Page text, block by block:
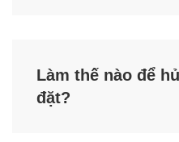
Làm thế nào để
đặt?